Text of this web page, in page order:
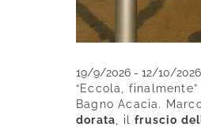
19/9/2026 - 12/10/2026
“Eccola,
Bagno Acacia.
dorata , ilfruscio